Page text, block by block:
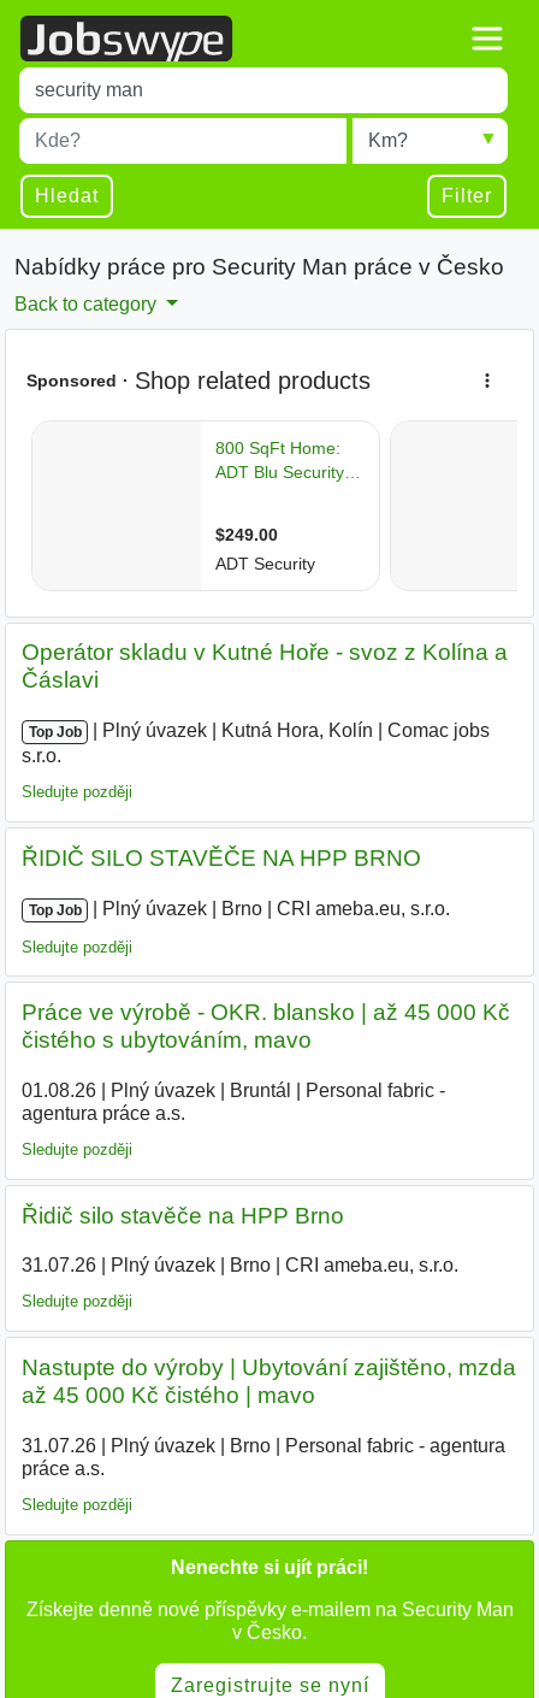
Title
Type 1 or more characters for results.
Místo
Type 1 or more characters for results.
Radius
Hledat Filter
Nabídky práce pro Security Man práce v Česko
Back to category
Operátor skladu v Kutné Hoře - svoz z Kolína a
Čáslavi
Top Job Plný úvazek Kutná Hora, Kolín
Comac jobs
s.r.o.
Sledujte později
ŘIDIČ SILO STAVĚČE NA HPP BRNO
Top Job Plný úvazek Brno CRI ameba.eu, s.r.o.
Sledujte později
Práce ve výrobě - OKR. blansko | až 45 000 Kč
čistého s ubytováním, mavo
01.08.26| Plný úvazek| Bruntál
Personal fabric -
agentura práce a.s.
Sledujte později
Řidič silo stavěče na HPP Brno
31.07.26| Plný úvazek| Brno| CRI ameba.eu, s.r.o.
Sledujte později
Nastupte do výroby | Ubytování zajištěno, mzda
až 45 000 Kč čistého | mavo
31.07.26| Plný úvazek| Brno|
Personal fabric - agentura
práce a.s.
Sledujte později
Nenechte si ujít práci!
Získejte denně nové příspěvky e-mailem na Security Man
v Česko.
Zaregistrujte se nyní